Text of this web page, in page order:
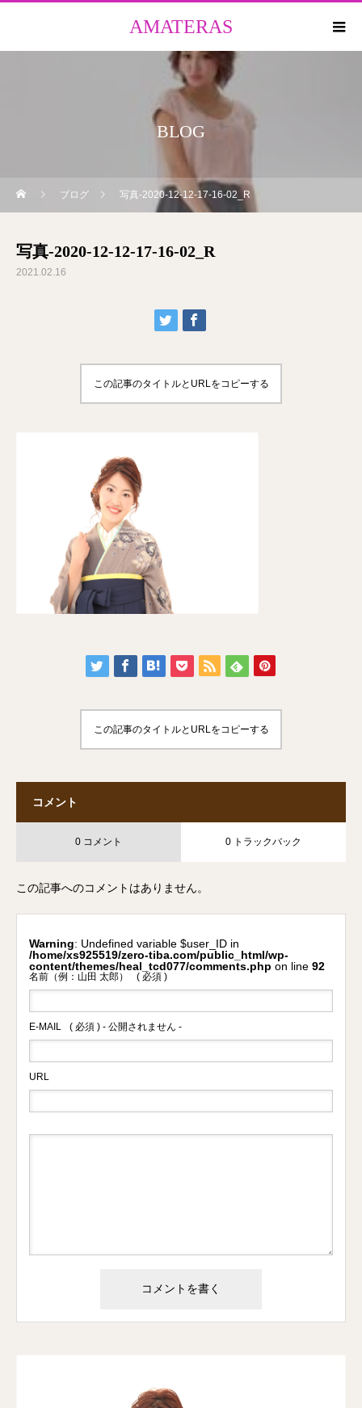
AMATERAS
BLOG
ブログ 写真-2020-12-12-17-16-02_R
写真-2020-12-12-17-16-02_R
2021.02.16
この記事のタイトルとURLをコピーする
この記事のタイトルとURLをコピーする
コメント
0 コメント 0 トラックバック
この記事へのコメントはありません。
Warning
: Undefined variable $user_ID in
/home/xs925519/zero-tiba.com/public_html/wp-
content/themes/heal_tcd077/comments.php on line 92
名前（例：山田 太郎） ( 必須 )
E-MAIL ( 必須 ) - 公開されません -
URL